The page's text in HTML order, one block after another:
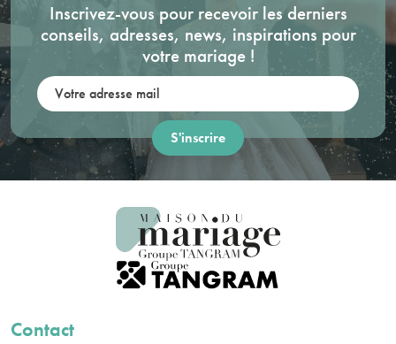
Inscrivez-vous pour recevoir les derniers
conseils, adresses, news, inspirations pour
votre mariage !
Contact